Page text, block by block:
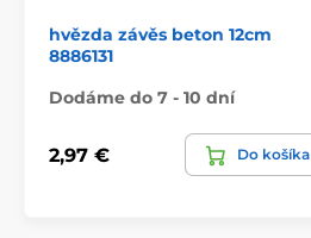
hvězda závěs beton 12cm
8886131
Dodáme do 7 - 10 dní
2,97 € Do košíka